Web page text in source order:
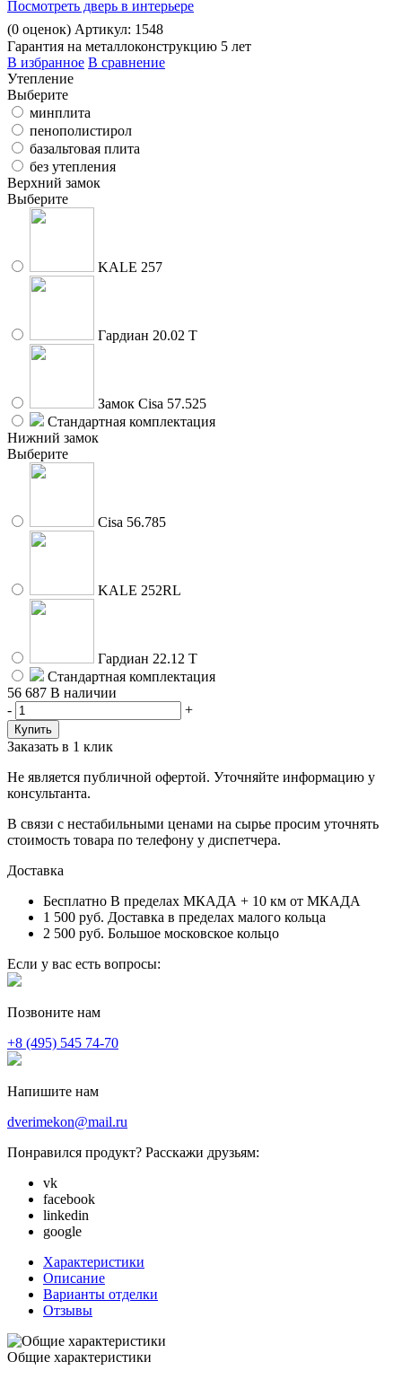
Посмотреть дверь в интерьере
(0 оценок) Артикул: 1548
Гарантия на металлоконструкцию 5 лет
В избранное В сравнение
Утепление
Выберите
минплита
пенополистирол
базальтовая плита
без утепления
Верхний замок
Выберите
KALE 257
Гардиан 20.02 Т
Замок Cisa 57.525
Стандартная комплектация
Нижний замок
Выберите
Cisa 56.785
KALE 252RL
Гардиан 22.12 Т
Стандартная комплектация
56 687 В наличии
-
+
Заказать в 1 клик
Не является публичной офертой. Уточняйте информацию у
консультанта.
В связи с нестабильными ценами на сырье просим уточнять
стоимость товара по телефону у диспетчера.
Доставка
Бесплатно В пределах МКАДА + 10 км от МКАДА
1 500 руб. Доставка в пределах малого кольца
2 500 руб. Большое московское кольцо
Если у вас есть вопросы:
Позвоните нам
+8 (495) 545 74-70
Напишите нам
dverimekon@mail.ru
Понравился продукт? Расскажи друзьям:
vk
facebook
linkedin
google
Характеристики
Описание
Варианты отделки
Отзывы
Общие характеристики